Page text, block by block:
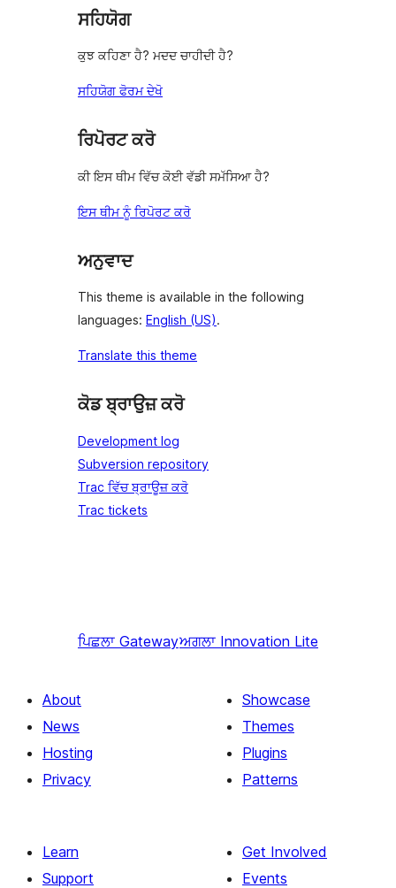
ਸਹਿਯੋਗ
ਕੁਝ ਕਹਿਣਾ ਹੈ? ਮਦਦ ਚਾਹੀਦੀ ਹੈ?
ਸਹਿਯੋਗ ਫੋਰਮ ਦੇਖੋ
ਰਿਪੋਰਟ ਕਰੋ
ਕੀ ਇਸ ਥੀਮ ਵਿੱਚ ਕੋਈ ਵੱਡੀ ਸਮੱਸਿਆ ਹੈ?
ਇਸ ਥੀਮ ਨੂੰ ਰਿਪੋਰਟ ਕਰੋ
ਅਨੁਵਾਦ
This theme is available in the following
languages: English (US).
Translate this theme
ਕੋਡ ਬ੍ਰਾਉਜ਼ ਕਰੋ
Development log
Subversion repository
Trac ਵਿੱਚ ਬ੍ਰਾਊਜ਼ ਕਰੋ
Trac tickets
ਪਿਛਲਾ Gatewayਅਗਲਾ Innovation Lite
About
News
Hosting
Privacy
Showcase
Themes
Plugins
Patterns
Learn
Support
Get Involved
Events